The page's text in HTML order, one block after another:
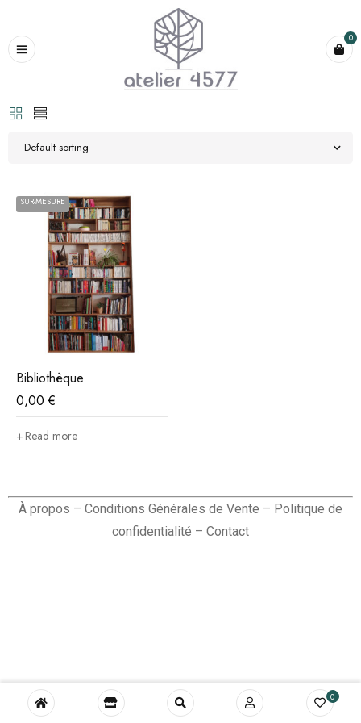
0
Default sorting
SUR-MESURE
Bibliothèque
0,00€
Read more
À propos – Conditions Générales de Vente – Politique de
confidentialité – Contact
0